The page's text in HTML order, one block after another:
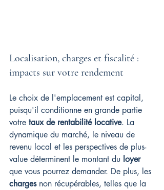
Localisation, charges et fiscalité :
impacts sur votre rendement
Le choix de l'emplacement est capital,
puisqu'il conditionne en grande partie
votre taux de rentabilité locative. La
dynamique du marché, le niveau de
revenu local et les perspectives de plus-
value déterminent le montant du loyer
que vous pourrez demander. De plus, les
charges non récupérables, telles que la